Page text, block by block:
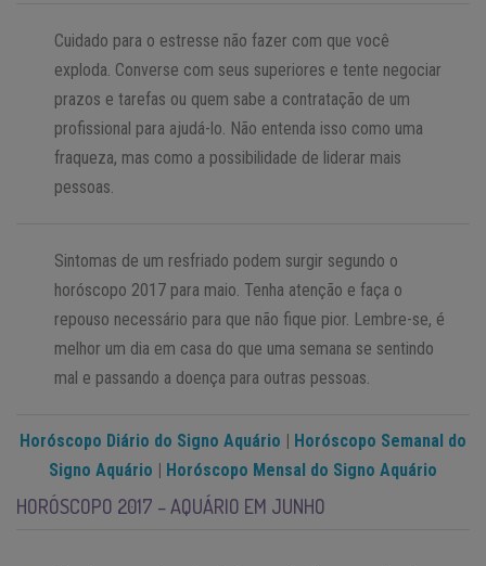
Cuidado para o estresse não fazer com que você
exploda. Converse com seus superiores e tente negociar
prazos e tarefas ou quem sabe a contratação de um
profissional para ajudá-lo. Não entenda isso como uma
fraqueza, mas como a possibilidade de liderar mais
pessoas.
Sintomas de um resfriado podem surgir segundo o
horóscopo 2017 para maio. Tenha atenção e faça o
repouso necessário para que não fique pior. Lembre-se, é
melhor um dia em casa do que uma semana se sentindo
mal e passando a doença para outras pessoas.
Horóscopo Diário do Signo Aquário | Horóscopo Semanal do
Signo Aquário | Horóscopo Mensal do Signo Aquário
HORÓSCOPO 2017 – AQUÁRIO EM JUNHO